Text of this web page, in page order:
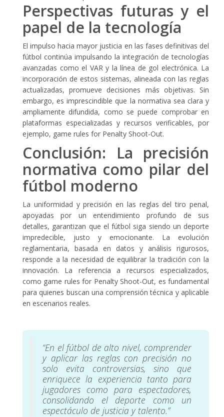
Perspectivas futuras y el
papel de la tecnología
El impulso hacia mayor justicia en las fases definitivas del
fútbol continúa impulsando la integración de tecnologías
avanzadas como el VAR y la línea de gol electrónica. La
incorporación de estos sistemas, alineada con las reglas
actualizadas, promueve decisiones más objetivas. Sin
embargo, es imprescindible que la normativa sea clara y
ampliamente difundida, como se puede comprobar en
plataformas especializadas y recursos verificables, por
ejemplo, game rules for Penalty Shoot-Out.
Conclusión: La precisión
normativa como pilar del
fútbol moderno
La uniformidad y precisión en las reglas del tiro penal,
apoyadas por un entendimiento profundo de sus
detalles, garantizan que el fútbol siga siendo un deporte
impredecible, justo y emocionante. La evolución
reglamentaria, basada en datos y análisis rigurosos,
responde a la necesidad de equilibrar la tradición con la
innovación. La referencia a recursos especializados,
como game rules for Penalty Shoot-Out, es fundamental
para quienes buscan una comprensión técnica y aplicable
en escenarios reales.
“En el fútbol de alto nivel, comprender
y aplicar las reglas con precisión no
solo evita controversias, sino que
enriquece la experiencia tanto para
jugadores como para espectadores,
consolidando el deporte como un
espectáculo de justicia y talento.”